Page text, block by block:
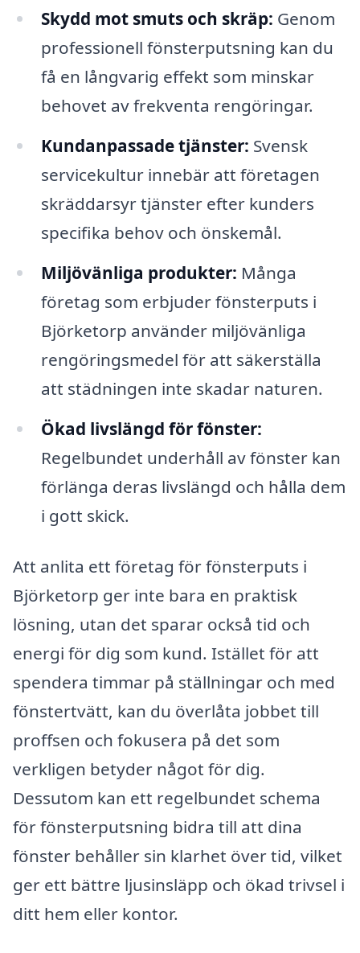
Skydd mot smuts och skräp: Genom
professionell fönsterputsning kan du
få en långvarig effekt som minskar
behovet av frekventa rengöringar.
Kundanpassade tjänster: Svensk
servicekultur innebär att företagen
skräddarsyr tjänster efter kunders
specifika behov och önskemål.
Miljövänliga produkter: Många
företag som erbjuder fönsterputs i
Björketorp använder miljövänliga
rengöringsmedel för att säkerställa
att städningen inte skadar naturen.
Ökad livslängd för fönster:
Regelbundet underhåll av fönster kan
förlänga deras livslängd och hålla dem
i gott skick.
Att anlita ett företag för fönsterputs i
Björketorp ger inte bara en praktisk
lösning, utan det sparar också tid och
energi för dig som kund. Istället för att
spendera timmar på ställningar och med
fönstertvätt, kan du överlåta jobbet till
proffsen och fokusera på det som
verkligen betyder något för dig.
Dessutom kan ett regelbundet schema
för fönsterputsning bidra till att dina
fönster behåller sin klarhet över tid, vilket
ger ett bättre ljusinsläpp och ökad trivsel i
ditt hem eller kontor.